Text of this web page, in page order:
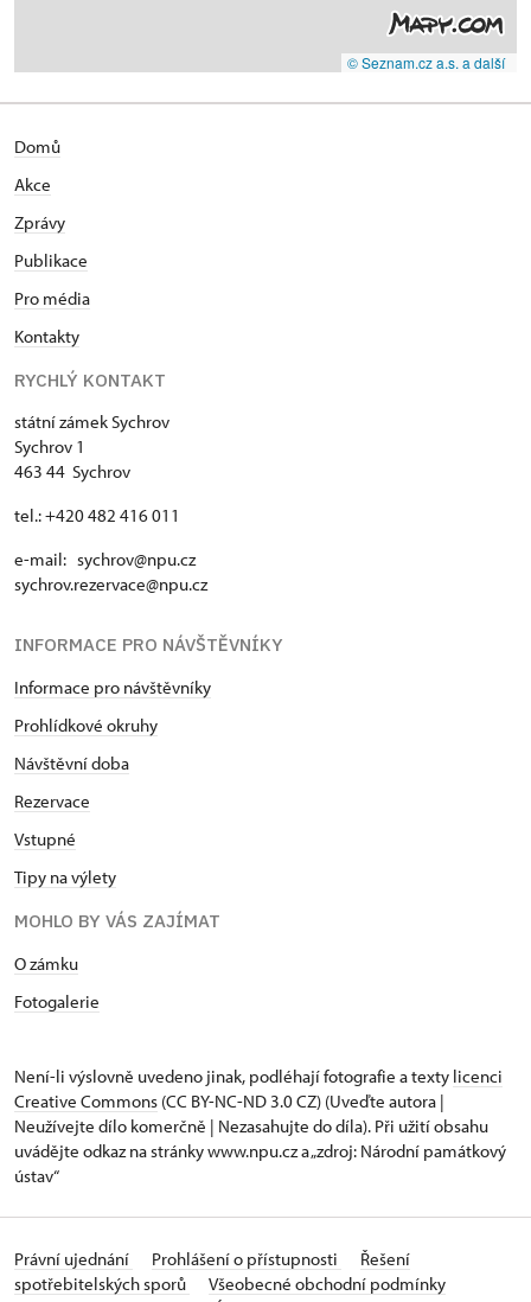
© Seznam.cz a.s. a další
Domů
Akce
Zprávy
Publikace
Pro média
Kontakty
RYCHLÝ KONTAKT
státní zámek Sychrov
Sychrov 1
463 44 Sychrov
tel.: +420 482 416 011
e-mail: sychrov@npu.cz
sychrov.rezervace@npu.cz
INFORMACE PRO NÁVŠTĚVNÍKY
Informace pro návštěvníky
Prohlídkové okruhy
Návštěvní doba
Rezervace
Vstupné
Tipy na výlety
MOHLO BY VÁS ZAJÍMAT
O zámku
Fotogalerie
Není-li výslovně uvedeno jinak, podléhají fotografie a texty licenci
Creative Commons (CC BY-NC-ND 3.0 CZ) (Uveďte autora |
Neužívejte dílo komerčně | Nezasahujte do díla). Při užití obsahu
uvádějte odkaz na stránky www.npu.cz a „zdroj: Národní památkový
ústav“
Právní ujednání Prohlášení o přístupnosti
Řešení
spotřebitelských sporů
Všeobecné obchodní podmínky